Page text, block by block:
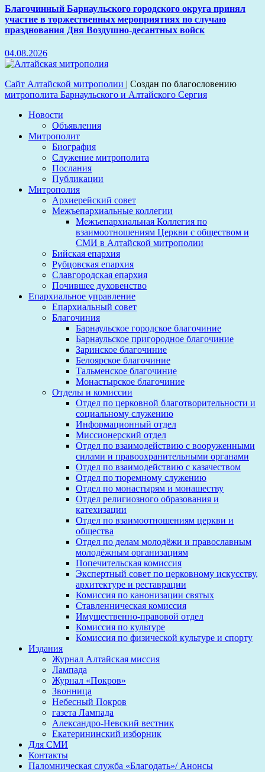
Благочинный Барнаульского городского округа принял
участие в торжественных мероприятиях по случаю
празднования Дня Воздушно-десантных войск
04.08.2026
Сайт Алтайской митрополии | Создан по благословению
митрополита Барнаульского и Алтайского Сергия
Новости
Объявления
Митрополит
Биография
Служение митрополита
Послания
Публикации
Митрополия
Архиерейский совет
Межъепархиальные коллегии
Межъепархиальная Коллегия по
взаимоотношениям Церкви с обществом и
СМИ в Алтайской митрополии
Бийская епархия
Рубцовская епархия
Славгородская епархия
Почившее духовенство
Епархиальное управление
Епархиальный совет
Благочиния
Барнаульское городское благочиние
Барнаульское пригородное благочиние
Заринское благочиние
Белоярское благочиние
Тальменское благочиние
Монастырское благочиние
Отделы и комиссии
Отдел по церковной благотворительности и
социальному служению
Информационный отдел
Миссионерский отдел
Отдел по взаимодействию с вооруженными
силами и правоохранительными органами
Отдел по взаимодействию с казачеством
Отдел по тюремному служению
Отдел по монастырям и монашеству
Отдел религиозного образования и
катехизации
Отдел по взаимоотношениям церкви и
общества
Отдел по делам молодёжи и православным
молодёжным организациям
Попечительская комиссия
Экспертный совет по церковному искусству,
архитектуре и реставрации
Комиссия по канонизации святых
Ставленническая комиссия
Имущественно-правовой отдел
Комиссия по культуре
Комиссия по физической культуре и спорту
Издания
Журнал Алтайская миссия
Лампада
Журнал «Покров»
Звонница
Небесный Покров
газета Лампада
Александро-Невский вестник
Екатерининский изборник
Для СМИ
Контакты
Паломническая служба «Благодать»/ Анонсы